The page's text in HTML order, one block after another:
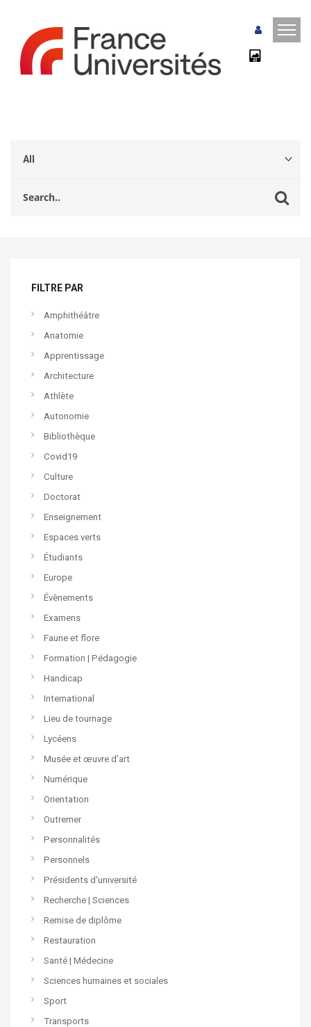
FILTRE PAR
Amphithéâtre
Anatomie
Apprentissage
Architecture
Athlète
Autonomie
Bibliothèque
Covid19
Culture
Doctorat
Enseignement
Espaces verts
Étudiants
Europe
Évènements
Examens
Faune et flore
Formation | Pédagogie
Handicap
International
Lieu de tournage
Lycéens
Musée et œuvre d’art
Numérique
Orientation
Outremer
Personnalités
Personnels
Présidents d'université
Recherche | Sciences
Remise de diplôme
Restauration
Santé | Médecine
Sciences humaines et sociales
Sport
Transports